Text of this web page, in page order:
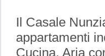
Il Casale
appartamenti
Cucina, Aria